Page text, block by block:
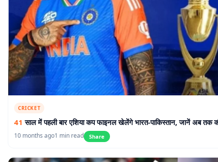
CRICKET
41 साल में पहली बार एशिया कप फाइनल खेलेंगे भारत-पाकिस्तान, जानें अब तक
10 months ago1 min read Share